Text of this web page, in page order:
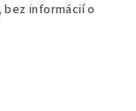
informácií o